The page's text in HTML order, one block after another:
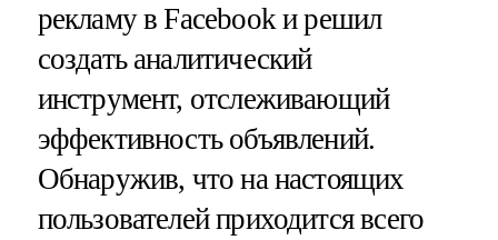
рекламу в Facebook и решил
создать аналитический
инструмент, отслеживающий
эффективность объявлений.
Обнаружив, что на настоящих
пользователей приходится всего